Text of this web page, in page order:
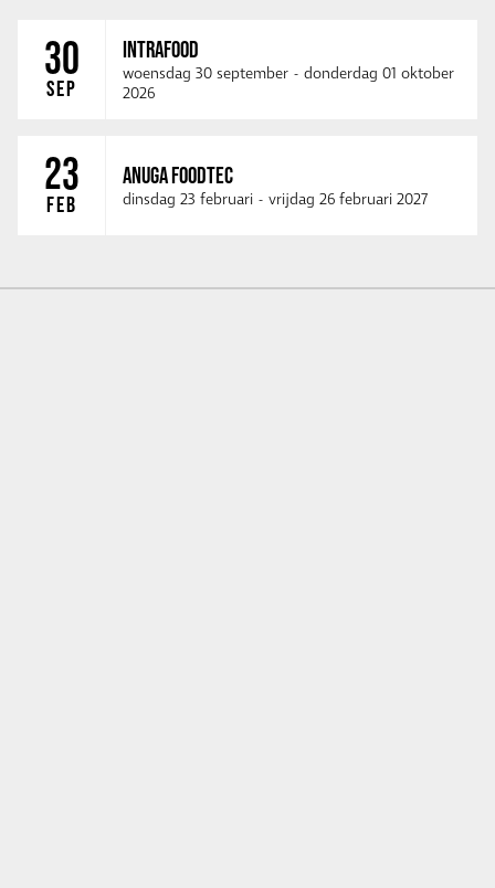
30
SEP
INTRAFOOD
woensdag 30 september - donderdag 01 oktober
2026
23
FEB
ANUGA FOODTEC
dinsdag 23 februari - vrijdag 26 februari 2027